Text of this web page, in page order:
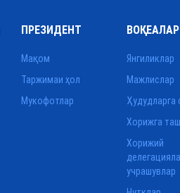
ПРЕЗИДЕНТ
Мақом
Таржимаи ҳол
Мукофотлар
ВОҚЕАЛАР
Янгиликлар
Мажлислар
Ҳудудларга
Хорижга
Хорижий
учрашувлар